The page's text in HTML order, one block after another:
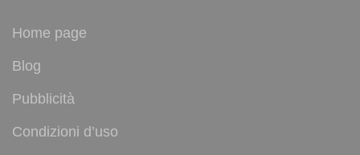
Home page
Blog
Pubblicità
Condizioni d’uso